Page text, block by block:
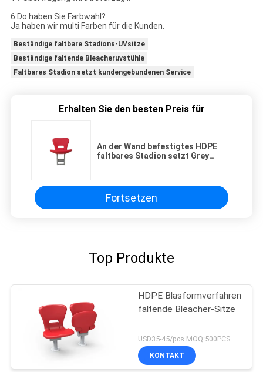
6.Do haben Sie Farbwahl?
Ja haben wir multi Farben für die Kunden.
Beständige faltbare Stadions-UVsitze
Beständige faltende Bleacheruvstühle
Faltbares Stadion setzt kundengebundenen Service
Erhalten Sie den besten Preis für
An der Wand befestigtes HDPE
faltbares Stadion setzt Grey
Fortsetzen
Top Produkte
HDPE Blasformverfahren
faltende Bleacher-Sitze
USD35-45/pcs MOQ:500PCS
KONTAKT